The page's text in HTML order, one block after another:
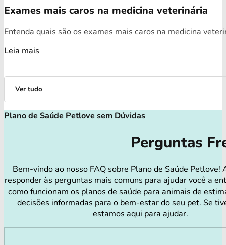
Exames mais caros na medicina veterinária
Entenda quais são os exames mais caros na medicina
Leia mais
Ver tudo
Plano de Saúde Petlove sem Dúvidas
Perguntas
Bem-vindo ao nosso FAQ sobre Plano de Saúde Petlove!
responder às perguntas mais comuns para ajudar você a
como funcionam os planos de saúde para animais de
decisões informadas para o bem-estar do seu pet. Se
estamos aqui para ajudar.